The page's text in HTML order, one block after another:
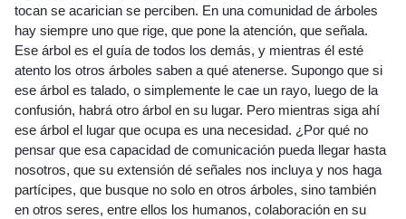
tocan se acarician se perciben. En una comunidad de árboles
hay siempre uno que rige, que pone la atención, que señala.
Ese árbol es el guía de todos los demás, y mientras él esté
atento los otros árboles saben a qué atenerse. Supongo que si
ese árbol es talado, o simplemente le cae un rayo, luego de la
confusión, habrá otro árbol en su lugar. Pero mientras siga ahí
ese árbol el lugar que ocupa es una necesidad. ¿Por qué no
pensar que esa capacidad de comunicación pueda llegar hasta
nosotros, que su extensión dé señales nos incluya y nos haga
partícipes, que busque no solo en otros árboles, sino también
en otros seres, entre ellos los humanos, colaboración en su